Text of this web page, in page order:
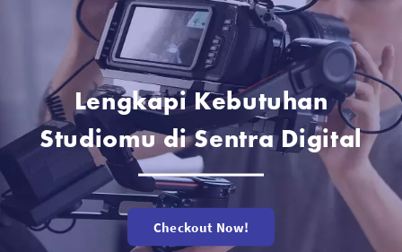
Lengkapi Kebutuhan
Studiomu di Sentra Digital
Checkout Now!